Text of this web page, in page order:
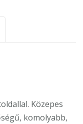
Közepes
komolyabb,